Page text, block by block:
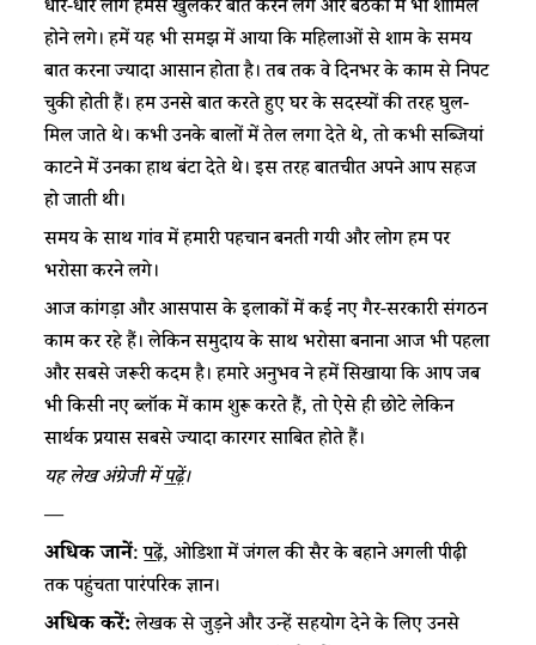
धीरे-धीरे लोग हमसे खुलकर बात करने लगे और बैठकों में भी शामिल
होने लगे। हमें यह भी समझ में आया कि महिलाओं से शाम के समय
बात करना ज्यादा आसान होता है। तब तक वे दिनभर के काम से निपट
चुकी होती हैं। हम उनसे बात करते हुए घर के सदस्यों की तरह घुल-
मिल जाते थे। कभी उनके बालों में तेल लगा देते थे, तो कभी सब्जियां
काटने में उनका हाथ बंटा देते थे। इस तरह बातचीत अपने आप सहज
हो जाती थी।
समय के साथ गांव में हमारी पहचान बनती गयी और लोग हम पर
भरोसा करने लगे।
आज कांगड़ा और आसपास के इलाकों में कई नए गैर-सरकारी संगठन
काम कर रहे हैं। लेकिन समुदाय के साथ भरोसा बनाना आज भी पहला
और सबसे जरूरी कदम है। हमारे अनुभव ने हमें सिखाया कि आप जब
भी किसी नए ब्लॉक में काम शुरू करते हैं, तो ऐसे ही छोटे लेकिन
सार्थक प्रयास सबसे ज्यादा कारगर साबित होते हैं।
यह लेख अंग्रेजी मेंपढ़ें।
—
अधिक जानें:पढ़ें, ओडिशा में जंगल की सैर के बहानेअगली पीढ़ी
तक पहुंचता पारंपरिक ज्ञान।
अधिक करें:लेखक से जुड़ने और उन्हें सहयोग देने के लिए उनसे